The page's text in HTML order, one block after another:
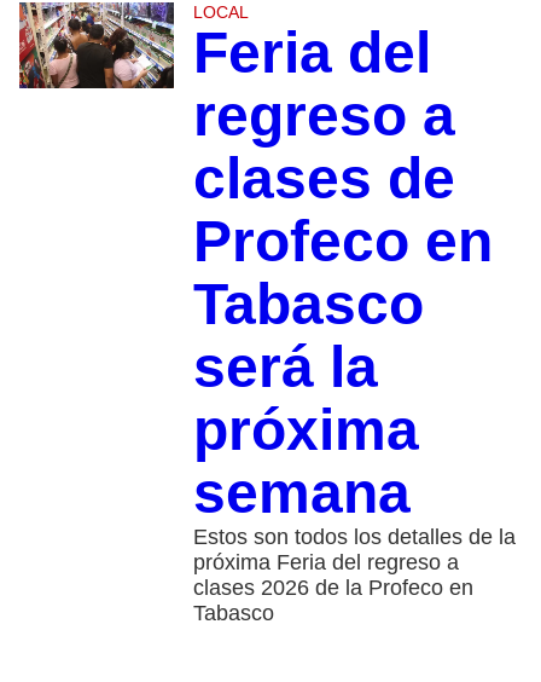
LOCAL
Feria del
regreso a
clases de
Profeco en
Tabasco
será la
próxima
semana
Estos son todos los detalles de la
próxima Feria del regreso a
clases 2026 de la Profeco en
Tabasco